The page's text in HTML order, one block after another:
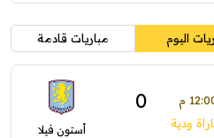
اليوم مباريات قادمة
م 0
ودية أستون فيلا